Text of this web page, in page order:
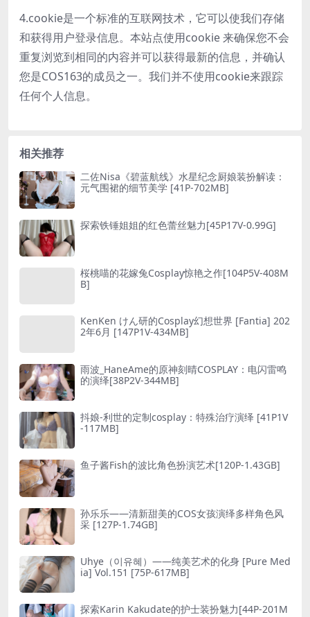
4.cookie是一个标准的互联网技术，它可以使我们存储
和获得用户登录信息。本站点使用cookie 来确保您不会
重复浏览到相同的内容并可以获得最新的信息，并确认
您是COS163的成员之一。我们并不使用cookie来跟踪
任何个人信息。
相关推荐
二佐Nisa《碧蓝航线》水星纪念厨娘装扮解读：
元气围裙的细节美学 [41P-702MB]
探索铁锤姐姐的红色蕾丝魅力[45P17V-0.99G]
桜桃喵的花嫁兔Cosplay惊艳之作[104P5V-408M
B]
KenKen けん研的Cosplay幻想世界 [Fantia] 202
2年6月 [147P1V-434MB]
雨波_HaneAme的原神刻晴COSPLAY：电闪雷鸣
的演绎[38P2V-344MB]
抖娘-利世的定制cosplay：特殊治疗演绎 [41P1V
-117MB]
鱼子酱Fish的波比角色扮演艺术[120P-1.43GB]
孙乐乐——清新甜美的COS女孩演绎多样角色风
采 [127P-1.74GB]
Uhye（이유혜）——纯美艺术的化身 [Pure Med
ia] Vol.151 [75P-617MB]
探索Karin Kakudate的护士装扮魅力[44P-201M